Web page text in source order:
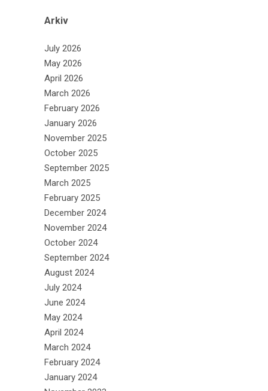
Arkiv
July 2026
May 2026
April 2026
March 2026
February 2026
January 2026
November 2025
October 2025
September 2025
March 2025
February 2025
December 2024
November 2024
October 2024
September 2024
August 2024
July 2024
June 2024
May 2024
April 2024
March 2024
February 2024
January 2024